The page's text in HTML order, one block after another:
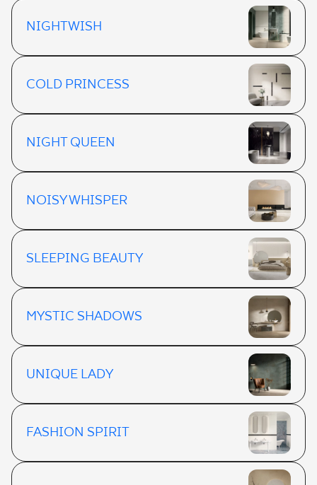
NIGHTWISH
COLD PRINCESS
NIGHT QUEEN
NOISY WHISPER
SLEEPING BEAUTY
MYSTIC SHADOWS
UNIQUE LADY
FASHION SPIRIT